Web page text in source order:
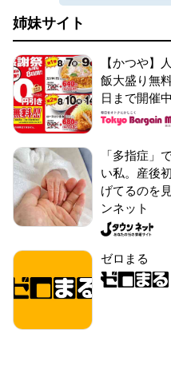
姉妹サイト
【かつや】
飯大盛り無
日まで開催中
「多指症」
い私。産後
げてるのを
ンネット
ゼロまる